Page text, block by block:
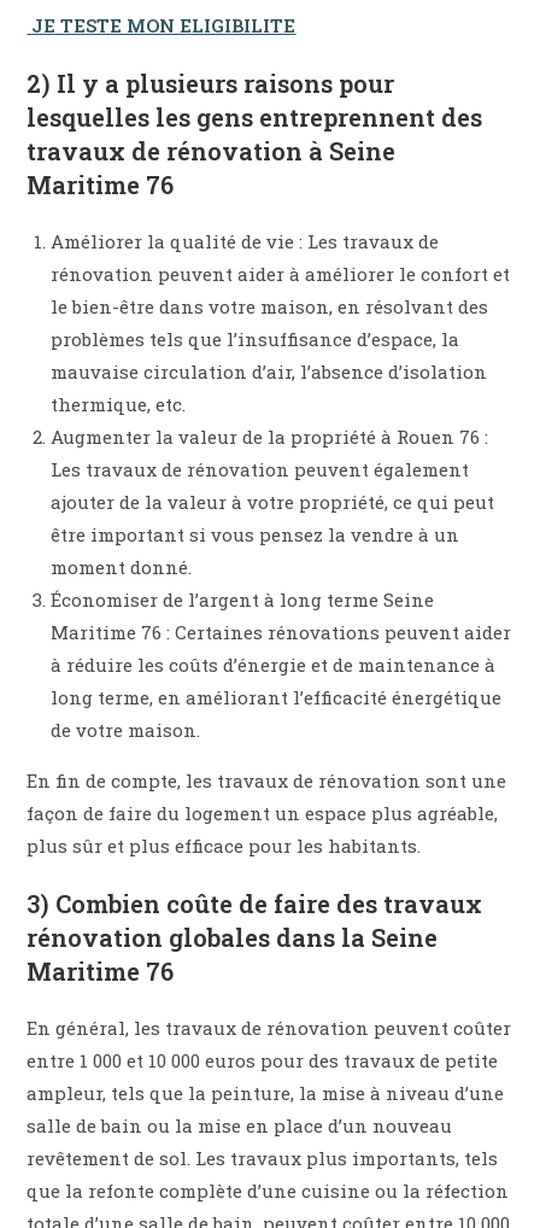
JE TESTE MON ELIGIBILITE
2) Il y a plusieurs raisons pour
lesquelles les gens entreprennent des
travaux de rénovation à Seine
Maritime 76
Améliorer la qualité de vie : Les travaux de
rénovation peuvent aider à améliorer le confort et
le bien-être dans votre maison, en résolvant des
problèmes tels que l’insuffisance d’espace, la
mauvaise circulation d’air, l’absence d’isolation
thermique, etc.
Augmenter la valeur de la propriété à Rouen 76 :
Les travaux de rénovation peuvent également
ajouter de la valeur à votre propriété, ce qui peut
être important si vous pensez la vendre à un
moment donné.
Économiser de l’argent à long terme Seine
Maritime 76 : Certaines rénovations peuvent aider
à réduire les coûts d’énergie et de maintenance à
long terme, en améliorant l’efficacité énergétique
de votre maison.
En fin de compte, les travaux de rénovation sont une
façon de faire du logement un espace plus agréable,
plus sûr et plus efficace pour les habitants.
3) Combien coûte de faire des travaux
rénovation globales dans la Seine
Maritime 76
En général, les travaux de rénovation peuvent coûter
entre 1 000 et 10 000 euros pour des travaux de petite
ampleur, tels que la peinture, la mise à niveau d’une
salle de bain ou la mise en place d’un nouveau
revêtement de sol. Les travaux plus importants, tels
que la refonte complète d’une cuisine ou la réfection